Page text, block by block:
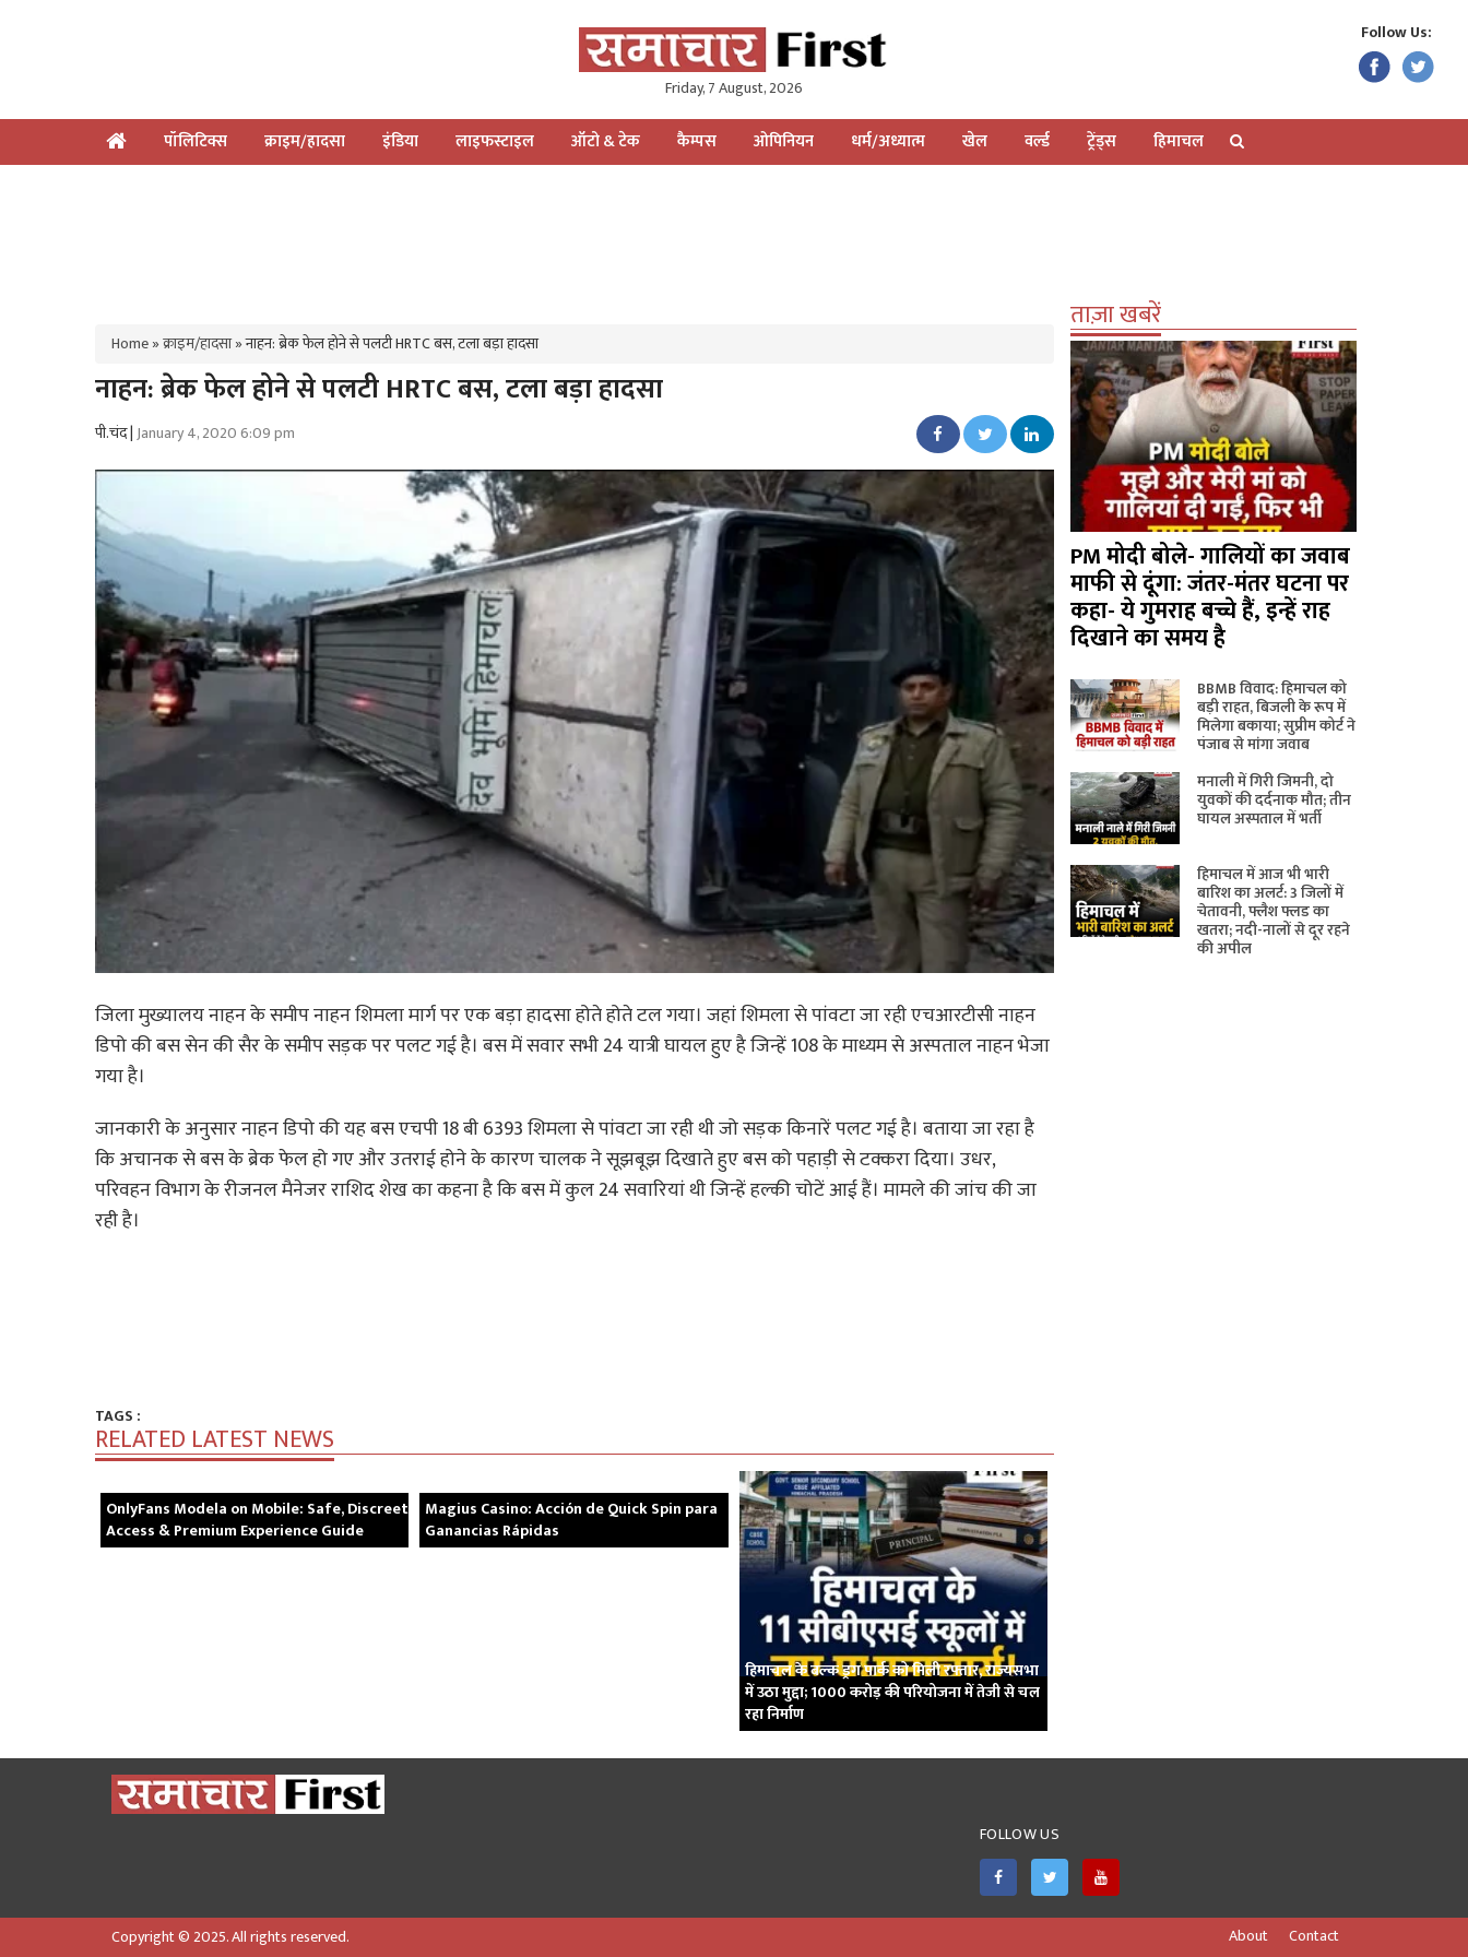
Friday, 7 August, 2026
Follow Us:
पॉलिटिक्स क्राइम/हादसा इंडिया लाइफस्टाइल ऑटो & टेक कैम्पस ओपिनियन धर्म/अध्यात्म खेल वर्ल्ड ट्रेंड्स हिमाचल
Home»क्राइम/हादसा»नाहन: ब्रेक फेल होने से पलटी HRTC बस, टला बड़ा हादसा
नाहन: ब्रेक फेल होने से पलटी HRTC बस, टला बड़ा हादसा
पी.चंद |January 4, 2020 6:09 pm
जिला मुख्यालय नाहन के समीप नाहन शिमला मार्ग पर एक बड़ा हादसा होते होते टल गया। जहां शिमला से पांवटा जा रही एचआरटीसी नाहन
डिपो की बस सेन की सैर के समीप सड़क पर पलट गई है। बस में सवार सभी 24 यात्री घायल हुए है जिन्हें 108 के माध्यम से अस्पताल नाहन भेजा
गया है।
जानकारी के अनुसार नाहन डिपो की यह बस एचपी 18 बी 6393 शिमला से पांवटा जा रही थी जो सड़क किनारें पलट गई है। बताया जा रहा है
कि अचानक से बस के ब्रेक फेल हो गए और उतराई होने के कारण चालक ने सूझबूझ दिखाते हुए बस को पहाड़ी से टक्करा दिया। उधर,
परिवहन विभाग के रीजनल मैनेजर राशिद शेख का कहना है कि बस में कुल 24 सवारियां थी जिन्हें हल्की चोटें आई हैं। मामले की जांच की जा
रही है।
TAGS :
RELATED LATEST NEWS
OnlyFans Modela on Mobile: Safe, Discreet
Access & Premium Experience Guide
Magius Casino: Acción de Quick Spin para
Ganancias Rápidas
हिमाचल के बल्क ड्रग पार्क को मिली रफ्तार, राज्यसभा
में उठा मुद्दा; 1000 करोड़ की परियोजना में तेजी से चल
रहा निर्माण
ताज़ा खबरें
PM मोदी बोले- गालियों का जवाब
माफी से दूंगा: जंतर-मंतर घटना पर
कहा- ये गुमराह बच्चे हैं, इन्हें राह
दिखाने का समय है
BBMB विवाद: हिमाचल को
बड़ी राहत, बिजली के रूप में
मिलेगा बकाया; सुप्रीम कोर्ट ने
पंजाब से मांगा जवाब
मनाली में गिरी जिमनी, दो
युवकों की दर्दनाक मौत; तीन
घायल अस्पताल में भर्ती
हिमाचल में आज भी भारी
बारिश का अलर्ट: 3 जिलों में
चेतावनी, फ्लैश फ्लड का
खतरा; नदी-नालों से दूर रहने
की अपील
FOLLOW US
About Contact
Copyright © 2025. All rights reserved.